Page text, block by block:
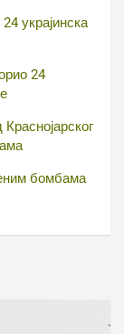
украјинска
24
бомбама